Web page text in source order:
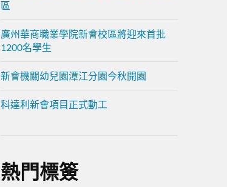
區
廣州華商職業學院新會校區將迎來首批
1200名學生
新會機關幼兒園潭江分園今秋開園
科達利新會項目正式動工
熱門標簽